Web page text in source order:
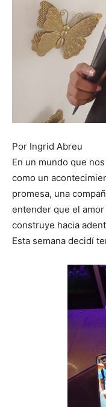
Por Ingrid Abreu
En un mundo que
como un
promesa, una
entender que el
construye hacia
Esta semana decidí